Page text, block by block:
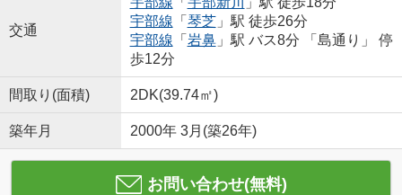
交通
宇部線 「 琴芝」駅 徒歩26分
宇部線 「 岩鼻」駅 バス8分 「島通り」 停
歩12分
間取り(面積) 2DK(39.74㎡)
築年月 2000年 3月(築26年)
お問い合わせ(無料)